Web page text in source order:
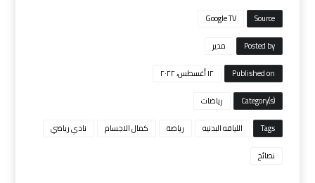
Source
Google TV
Posted by
مدیر
Published on
١٢ أغسطس، ٢٠٢٢
Category(s)
رياضات
Tags
اللياقه البدنيه رياضة كمال الاجسام
نادي رياضي
نصائح